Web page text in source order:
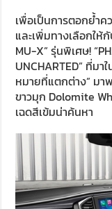
เพื่อเป็นการตอกย้ำค
และเพิ่มทางเลือกให้
MU-X” รุ่นพิเศษ!
UNCHARTED” ที่ม
หมายที่แตกต่าง” มา
ขาวมุก Dolomite
เฉดสีเข้มน่าค้นหา